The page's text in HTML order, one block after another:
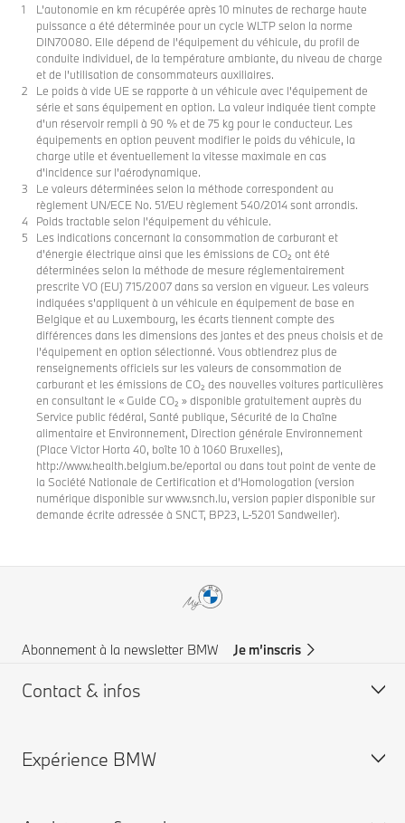
L’autonomie en km récupérée après 10 minutes de recharge haute
puissance a été déterminée pour un cycle WLTP selon la norme
DIN70080. Elle dépend de l'équipement du véhicule, du profil de
conduite individuel, de la température ambiante, du niveau de charge
et de l'utilisation de consommateurs auxiliaires.
Le poids à vide UE se rapporte à un véhicule avec l'équipement de
série et sans équipement en option. La valeur indiquée tient compte
d'un réservoir rempli à 90 % et de 75 kg pour le conducteur. Les
équipements en option peuvent modifier le poids du véhicule, la
charge utile et éventuellement la vitesse maximale en cas
d'incidence sur l'aérodynamique.
Le valeurs déterminées selon la méthode correspondent au
règlement UN/ECE No. 51/EU règlement 540/2014 sont arrondis.
Poids tractable selon l’équipement du véhicule.
Les indications concernant la consommation de carburant et
d'énergie électrique ainsi que les émissions de CO₂ ont été
déterminées selon la méthode de mesure réglementairement
prescrite VO (EU) 715/2007 dans sa version en vigueur. Les valeurs
indiquées s'appliquent à un véhicule en équipement de base en
Belgique et au Luxembourg, les écarts tiennent compte des
différences dans les dimensions des jantes et des pneus choisis et de
l’équipement en option sélectionné. Vous obtiendrez plus de
renseignements officiels sur les valeurs de consommation de
carburant et les émissions de CO₂ des nouvelles voitures particulières
en consultant le « Guide CO₂ » disponible gratuitement auprès du
Service public fédéral, Santé publique, Sécurité de la Chaîne
alimentaire et Environnement, Direction générale Environnement
(Place Victor Horta 40, boîte 10 à 1060 Bruxelles),
http://www.health.belgium.be/eportal ou dans tout point de vente de
la Société Nationale de Certification et d’Homologation (version
numérique disponible sur www.snch.lu, version papier disponible sur
demande écrite adressée à SNCT, BP23, L-5201 Sandweiler).
Abonnement à la newsletter BMW Je m’inscris
Contact & infos
Aide & Contact
Expérience BMW